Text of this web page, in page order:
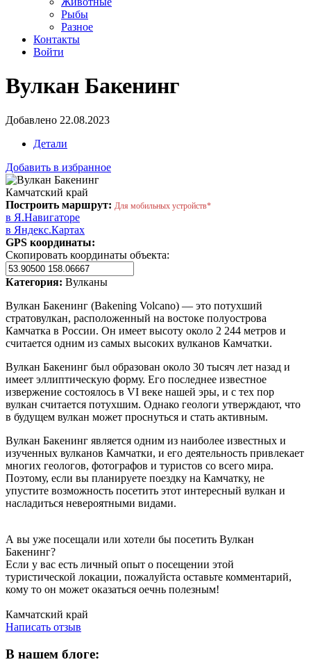
Рыбы
Разное
Контакты
Войти
Вулкан Бакенинг
Добавлено 22.08.2023
Детали
Добавить в избранное
Камчатский край
Построить маршрут: Для мобильных устройств*
в Я.Навигаторе
в Яндекс.Картах
GPS координаты:
Скопировать координаты объекта:
Категория: Вулканы
Вулкан Бакенинг (Bakening Volcano) — это потухший
стратовулкан, расположенный на востоке полуострова
Камчатка в России. Он имеет высоту около 2 244 метров и
считается одним из самых высоких вулканов Камчатки.
Вулкан Бакенинг был образован около 30 тысяч лет назад и
имеет эллиптическую форму. Его последнее известное
извержение состоялось в VI веке нашей эры, и с тех пор
вулкан считается потухшим. Однако геологи утверждают, что
в будущем вулкан может проснуться и стать активным.
Вулкан Бакенинг является одним из наиболее известных и
изученных вулканов Камчатки, и его деятельность привлекает
многих геологов, фотографов и туристов со всего мира.
Поэтому, если вы планируете поездку на Камчатку, не
упустите возможность посетить этот интересный вулкан и
насладиться невероятными видами.
А вы уже посещали или хотели бы посетить Вулкан
Бакенинг?
Если у вас есть личный опыт о посещении этой
туристической локации, пожалуйста оставьте комментарий,
кому то он может оказаться оечнь полезным!
Камчатский край
Написать отзыв
В нашем блоге: